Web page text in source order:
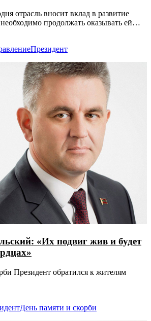
отрасль вносит вклад в развитие
продолжать оказывать ей
Президент
«Их подвиг жив и будет
Президент обратился к жителям
День памяти и скорби